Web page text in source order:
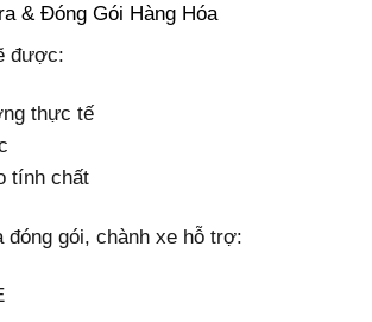
& Đóng Gói Hàng Hóa
được:
thực tế
tính chất
đóng gói, chành xe hỗ trợ: